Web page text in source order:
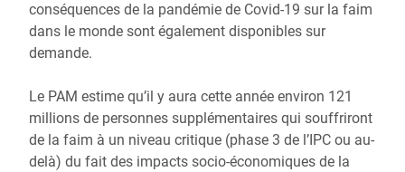
conséquences de la pandémie de Covid-19 sur la faim
dans le monde sont également disponibles sur
demande.
Le PAM estime qu’il y aura cette année environ 121
millions de personnes supplémentaires qui souffriront
de la faim à un niveau critique (phase 3 de l’IPC ou au-
delà) du fait des impacts socio-économiques de la